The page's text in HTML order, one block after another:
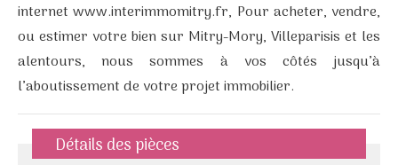
internet www.interimmomitry.fr, Pour acheter, vendre,
ou estimer votre bien sur Mitry-Mory, Villeparisis et les
alentours, nous sommes à vos côtés jusqu’à
l’aboutissement de votre projet immobilier.
Détails des pièces